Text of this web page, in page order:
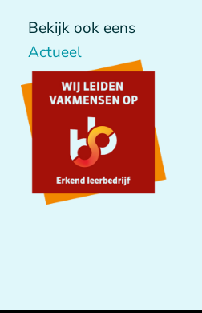
Bekijk ook eens
Actueel